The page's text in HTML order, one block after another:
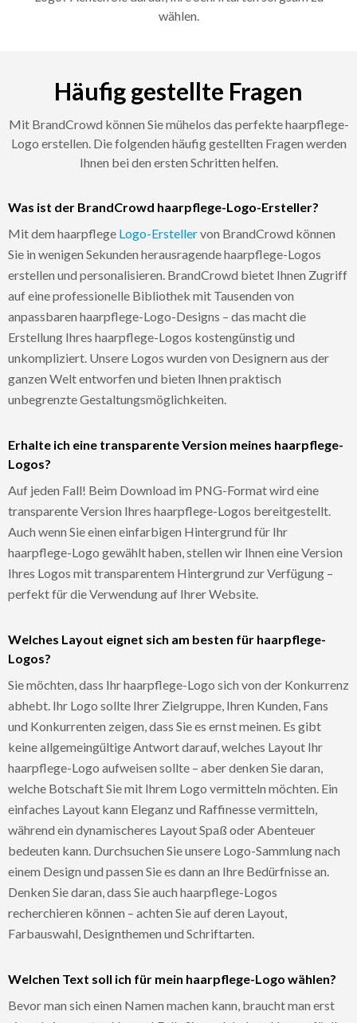
wählen.
Häufig gestellte Fragen
Mit BrandCrowd können Sie mühelos das perfekte haarpflege-
Logo erstellen. Die folgenden häufig gestellten Fragen werden
Ihnen bei den ersten Schritten helfen.
Was ist der BrandCrowd haarpflege-Logo-Ersteller?
Mit dem haarpflege Logo-Erstellervon BrandCrowd können
Sie in wenigen Sekunden herausragende haarpflege-Logos
erstellen und personalisieren. BrandCrowd bietet Ihnen Zugriff
auf eine professionelle Bibliothek mit Tausenden von
anpassbaren haarpflege-Logo-Designs – das macht die
Erstellung Ihres haarpflege-Logos kostengünstig und
unkompliziert. Unsere Logos wurden von Designern aus der
ganzen Welt entworfen und bieten Ihnen praktisch
unbegrenzte Gestaltungsmöglichkeiten.
Erhalte ich eine transparente Version meines haarpflege-
Logos?
Auf jeden Fall! Beim Download im PNG-Format wird eine
transparente Version Ihres haarpflege-Logos bereitgestellt.
Auch wenn Sie einen einfarbigen Hintergrund für Ihr
haarpflege-Logo gewählt haben, stellen wir Ihnen eine Version
Ihres Logos mit transparentem Hintergrund zur Verfügung –
perfekt für die Verwendung auf Ihrer Website.
Welches Layout eignet sich am besten für haarpflege-
Logos?
Sie möchten, dass Ihr haarpflege-Logo sich von der Konkurrenz
abhebt. Ihr Logo sollte Ihrer Zielgruppe, Ihren Kunden, Fans
und Konkurrenten zeigen, dass Sie es ernst meinen. Es gibt
keine allgemeingültige Antwort darauf, welches Layout Ihr
haarpflege-Logo aufweisen sollte – aber denken Sie daran,
welche Botschaft Sie mit Ihrem Logo vermitteln möchten. Ein
einfaches Layout kann Eleganz und Raffinesse vermitteln,
während ein dynamischeres Layout Spaß oder Abenteuer
bedeuten kann. Durchsuchen Sie unsere Logo-Sammlung nach
einem Design und passen Sie es dann an Ihre Bedürfnisse an.
Denken Sie daran, dass Sie auch haarpflege-Logos
recherchieren können – achten Sie auf deren Layout,
Farbauswahl, Designthemen und Schriftarten.
Welchen Text soll ich für mein haarpflege-Logo wählen?
Bevor man sich einen Namen machen kann, braucht man erst